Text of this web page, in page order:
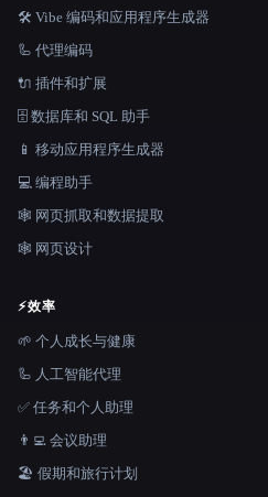
🛠️ Vibe 编码和应用程序生成器
🦾 代理编码
🔌 插件和扩展
🗄️ 数据库和 SQL 助手
📱 移动应用程序生成器
💻 编程助手
🕸️ 网页抓取和数据提取
🕸 网页设计
⚡效率
🌱 个人成长与健康
🦾 人工智能代理
✅ 任务和个人助理
👨‍💻 会议助理
🏖 假期和旅行计划